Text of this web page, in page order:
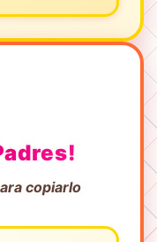
copiarlo